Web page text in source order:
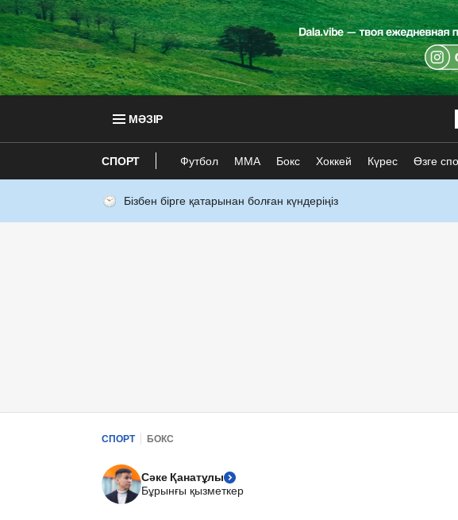
МӘЗІР
СПОРТ Футбол ММА Бокс Хоккей Күрес Өзге
Бізбен бірге қатарынан болған күндеріңіз
СПОРТ БОКС
Сәке Қанатұлы
Бұрынғы қызметкер